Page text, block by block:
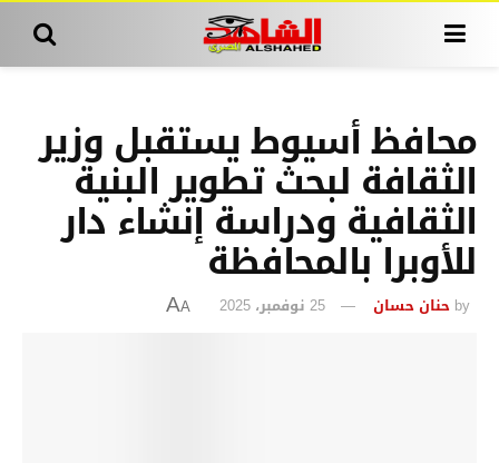
محافظ أسيوط يستقبل وزير
الثقافة لبحث تطوير البنية
الثقافية ودراسة إنشاء دار
للأوبرا بالمحافظة
by حنان حسان 25 نوفمبر، 2025 A
A